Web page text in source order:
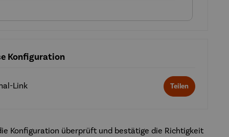
Konfiguration
Link Teilen
Konfiguration überprüft und bestätige die Richtigkeit